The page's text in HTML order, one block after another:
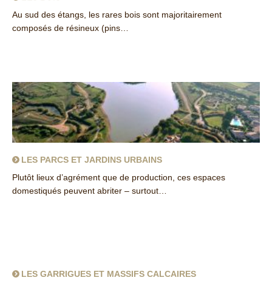
Au sud des étangs, les rares bois sont majoritairement
composés de résineux (pins…
LES PARCS ET JARDINS URBAINS
Plutôt lieux d’agrément que de production, ces espaces
domestiqués peuvent abriter – surtout…
LES GARRIGUES ET MASSIFS CALCAIRES